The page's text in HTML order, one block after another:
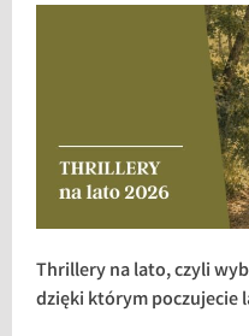
Thrillery na lato, czyli
dzięki którym poczujecie